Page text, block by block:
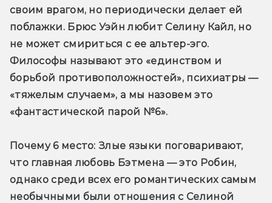
своим врагом, но периодически делает ей
поблажки. Брюс Уэйн любит Селину Кайл, но
не может смириться с ее альтер-эго.
Философы называют это «единством и
борьбой противоположностей», психиатры —
«тяжелым случаем», а мы назовем это
«фантастической парой №6».
Почему 6 место: Злые языки поговаривают,
что главная любовь Бэтмена — это Робин,
однако среди всех его романтических самым
необычными были отношения с Селиной